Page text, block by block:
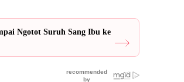
Ngotot Suruh Sang Ibu ke